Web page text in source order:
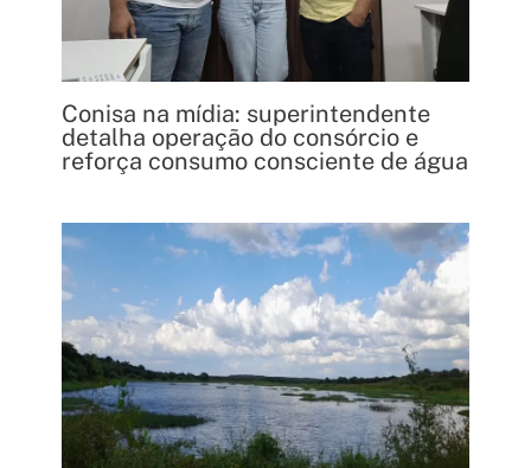
Conisa na mídia: superintendente
detalha operação do consórcio e
reforça consumo consciente de água